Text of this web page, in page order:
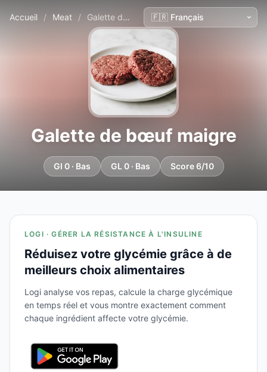
Accueil / Meat / Galette de bœuf maigre
Galette de bœuf maigre
GI 0 · Bas GL 0 · Bas Score 6/10
LOGI · GÉRER LA RÉSISTANCE À L'INSULINE
Réduisez votre glycémie grâce à de
meilleurs choix alimentaires
Logi analyse vos repas, calcule la charge glycémique
en temps réel et vous montre exactement comment
chaque ingrédient affecte votre glycémie.